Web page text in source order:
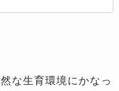
な生育環境にかなっ